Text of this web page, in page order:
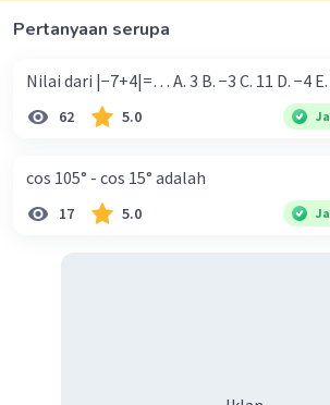
Pertanyaan serupa
Nilai dari |−7+4|=… A. 3 B. −3 C. 11 D. −4
62 5.0
cos 105° - cos 15° adalah
17 5.0